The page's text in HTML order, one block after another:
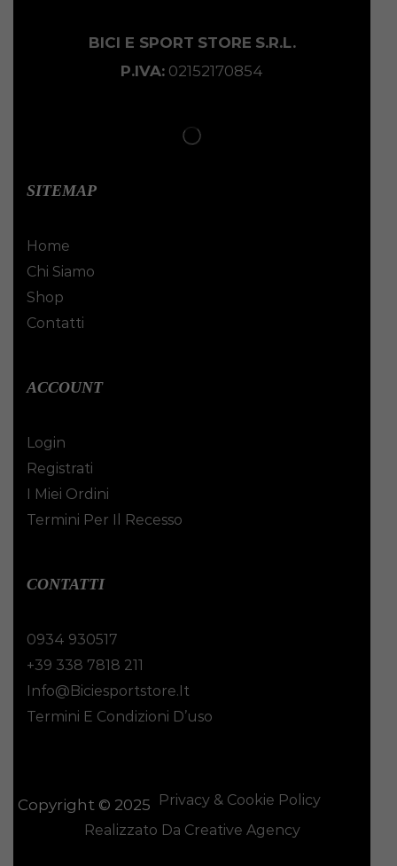
BICI E SPORT STORE S.R.L.
P.IVA: 02152170854
SITEMAP
Home
Chi Siamo
Shop
Contatti
ACCOUNT
Login
Registrati
I Miei Ordini
Termini Per Il Recesso
CONTATTI
0934 930517
+39 338 7818 211
Info@biciesportstore.it
Termini E Condizioni D’uso
Copyright © 2025
Privacy & Cookie Policy
Realizzato Da Creative Agency